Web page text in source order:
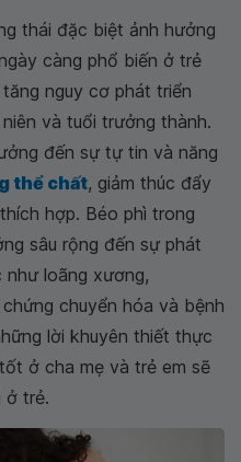
thái đặc biệt ảnh hưởng
càng phổ biến ở trẻ
nguy cơ phát triển
và tuổi trưởng thành.
đến sự tự tin và năng
thể chất, giảm thúc đẩy
hợp. Béo phì trong
sâu rộng đến sự phát
loãng xương,
chứng chuyển hóa và bệnh
lời khuyên thiết thực
ở cha mẹ và trẻ em sẽ
ở trẻ.